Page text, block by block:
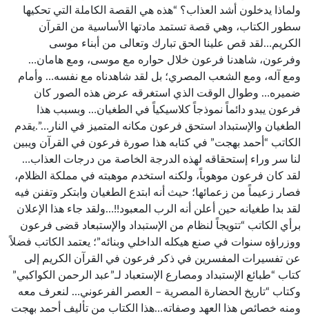
ولماذا يدخلون أشد العذاب؟ “هذه هي القصة الكاملة التي تحكيها
سطور الكتاب، وهي قصة تستمد مادتها الأساسية من القرآن
الكريم…لقد قص علينا الحق تبارك وتعالى من أبناء موسى
وفرعون، شاهدنا فرعون خلال حواره مع موسى، ومع هامان…
ومع آله، ومع الشعب المصري؛ بل لقد شاهدناه مع نفسه… وأمام
ضميره… وطوال الوقت الذي استغرقه عرض هذه الصور كان
فرعون يبدو دائماً نموذجاً كلاسيكياً في الطغيان… وبسبب هذا
الطغيان والإستبداد استحق فرعون مكانه المتميز في النار…”.يقدم
الكاتب “أحمد بهجت” في كتابه هذا صورة فرعون في القرآن ويبين
لنا سر وراء إستحقاقه لهذه الدرجة الخاصة من درجات العذاب…
لقد كان فرعون موهوباً، ولكنه استخدم موهبته في مملكة الظلام،
فصار زعيماً من زعمائها؛ حيث أنه ابتدع الطغيان وابتكر وتفنن فيه
لقد بدا طغيانه حين أعلن أنه الرب المعبود!!…ولقد جاء هذا الإعلان
برأي الكاتب “تتويجاً لنظام من الإستبداد والإستبعاد قضى فرعون
ووزراؤه سنوات في صنع هيكله الداخلي وبنائه”؛ يعتمد الكاتب فضلاً
عن تفسيرات المفسرين في ذكر فرعون في القرآن الكريم إلى
كتاب “طبائع الإستبداد ومصارع الإستعباد لـ”عبد الرحمن الكواكبي”
وكتاب “تاريخ الحضارة المصرية – العصر الفرعوني… لنعرف معه
ومنه خصائص هذا العهد وصفاته…هذا الكتاب من تأليف أحمد بهجت